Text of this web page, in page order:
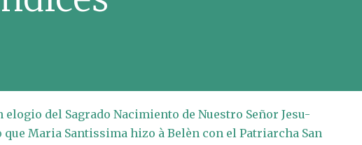
del Sagrado Nacimiento de Nuestro Señor Jesu-
Maria Santissima hizo à Belèn con el Patriarcha San